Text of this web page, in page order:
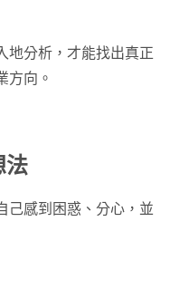
地分析，才能找出真正
方向。
法
己感到困惑、分心，並